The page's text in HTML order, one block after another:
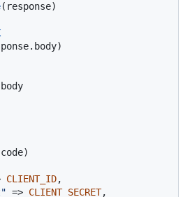
( response)
code)
CLIENT_ID,
=> CLIENT_SECRET,